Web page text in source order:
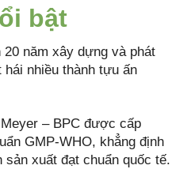
bật
năm xây dựng và phát
nhiều thành tựu ấn
– BPC được cấp
GMP-WHO, khẳng định
xuất đạt chuẩn quốc tế.